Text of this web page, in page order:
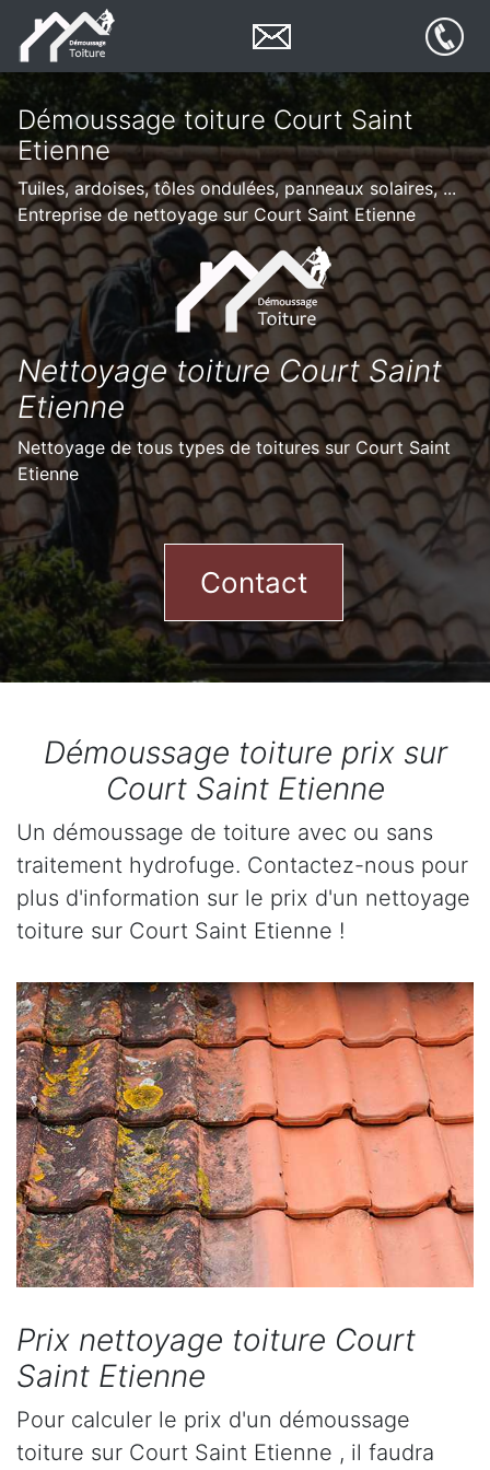
Démoussage toiture Court Saint
Etienne
Tuiles, ardoises, tôles ondulées, panneaux solaires, ...
Entreprise de nettoyage sur Court Saint Etienne
Nettoyage toiture Court Saint
Etienne
Nettoyage de tous types de toitures sur Court Saint
Etienne
Contact
Démoussage toiture prix sur
Court Saint Etienne
Un démoussage de toiture avec ou sans
traitement hydrofuge. Contactez-nous pour
plus d'information sur le prix d'un nettoyage
toiture sur Court Saint Etienne !
Prix nettoyage toiture Court
Saint Etienne
Pour calculer le prix d'un démoussage
toiture sur Court Saint Etienne , il faudra